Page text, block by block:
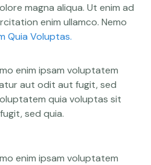
magna aliqua. Ut enim ad
enim ullamco. Nemo
Quia Voluptas.
enim ipsam voluptatem
aut odit aut fugit, sed
quia voluptas sit
sed quia.
enim ipsam voluptatem